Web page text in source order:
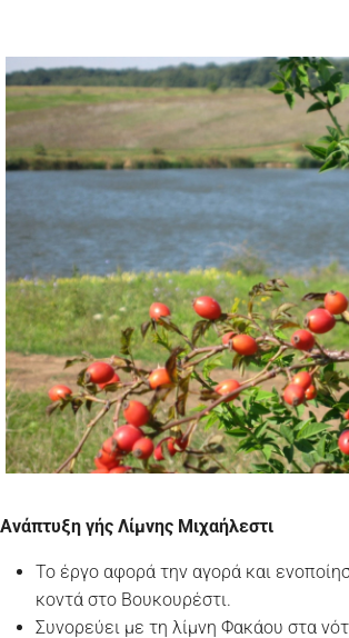
Ανάπτυξη γής Λίμνης Μιχαήλεστι
Το έργο αφορά την αγορά και
κοντά στο Βουκουρέστι.
Συνορεύει με τη λίμνη Φακάου στα